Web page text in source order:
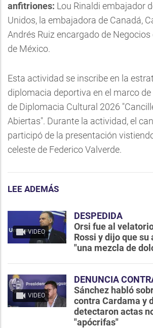
anfitriones: Lou Rinaldi embajador
Unidos, la embajadora de Canadá,
Andrés Ruiz encargado de
de México.
Esta actividad se inscribe en la
diplomacia deportiva en el marco
de Diplomacia Cultural 2026
Abiertas". Durante la actividad, el
participó de la presentación
celeste de Federico Valverde.
LEE ADEMÁS
VIDEO
DESPEDIDA
Orsi fue al
Rossi y dijo que su
"una mezcla de
VIDEO
DENUNCIA
Sánchez habló
contra Cardama y
detectaron actas
"apócrifas"